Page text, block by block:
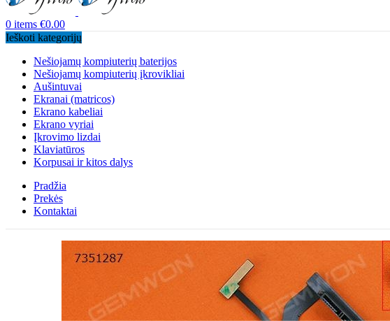
0 items €0.00
Ieškoti kategorijų
Nešiojamų kompiuterių baterijos
Nešiojamų kompiuterių įkrovikliai
Aušintuvai
Ekranai (matricos)
Ekrano kabeliai
Ekrano vyriai
Įkrovimo lizdai
Klaviatūros
Korpusai ir kitos dalys
Pradžia
Prekės
Kontaktai